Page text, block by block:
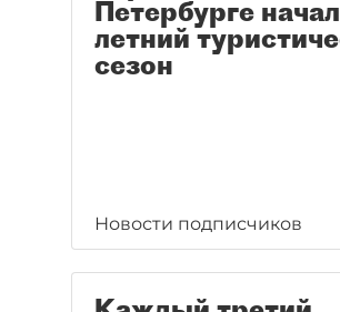
Петербурге
летний
сезон
Новости подписчиков